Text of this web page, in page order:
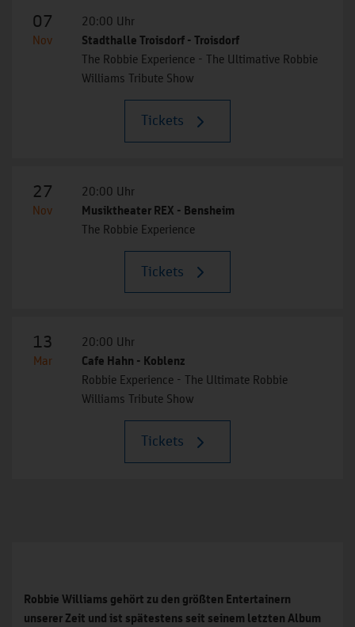
07
Nov
20:00 Uhr
Stadthalle Troisdorf - Troisdorf
The Robbie Experience - The Ultimative Robbie
Williams Tribute Show
Tickets
27
Nov
20:00 Uhr
Musiktheater REX - Bensheim
The Robbie Experience
Tickets
13
Mar
20:00 Uhr
Cafe Hahn - Koblenz
Robbie Experience - The Ultimate Robbie
Williams Tribute Show
Tickets
Robbie Williams gehört zu den größten Entertainern
unserer Zeit und ist spätestens seit seinem letzten Album